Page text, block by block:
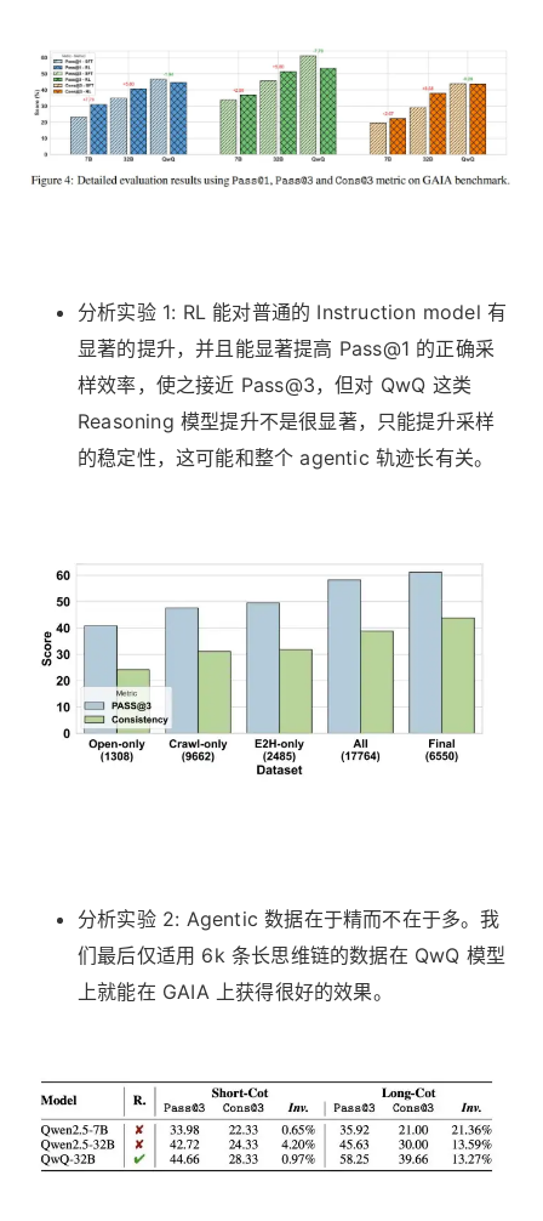
分析实验 1: RL 能对普通的 Instruction model 有
显著的提升，并且能显著提高 Pass@1 的正确采
样效率，使之接近 Pass@3，但对 QwQ 这类
Reasoning 模型提升不是很显著，只能提升采样
的稳定性，这可能和整个 agentic 轨迹长有关。
分析实验 2: Agentic 数据在于精而不在于多。我
们最后仅适用 6k 条长思维链的数据在 QwQ 模型
上就能在 GAIA 上获得很好的效果。